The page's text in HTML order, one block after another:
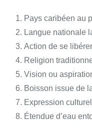
Pays caribéen au
Langue nationale
Action de se
Religion
Vision ou
Boisson issue de
Expression
Étendue d’eau